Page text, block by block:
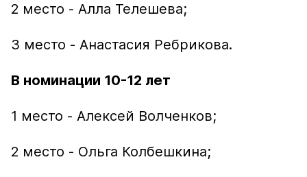
2 место - Алла Телешева;
3 место - Анастасия Ребрикова.
В номинации 10-12 лет
1 место - Алексей Волченков;
2 место - Ольга Колбешкина;